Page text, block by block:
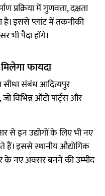
में गुणवत्ता, दक्षता
है। इससे प्लांट में तकनीकी
भी पैदा होंगे।
फायदा
सीधा संबंध आदित्यपुर
विभिन्न ऑटो पार्ट्स और
से इन उद्योगों के लिए भी नए
हैं। इससे स्थानीय औद्योगिक
के नए अवसर बनने की उम्मीद